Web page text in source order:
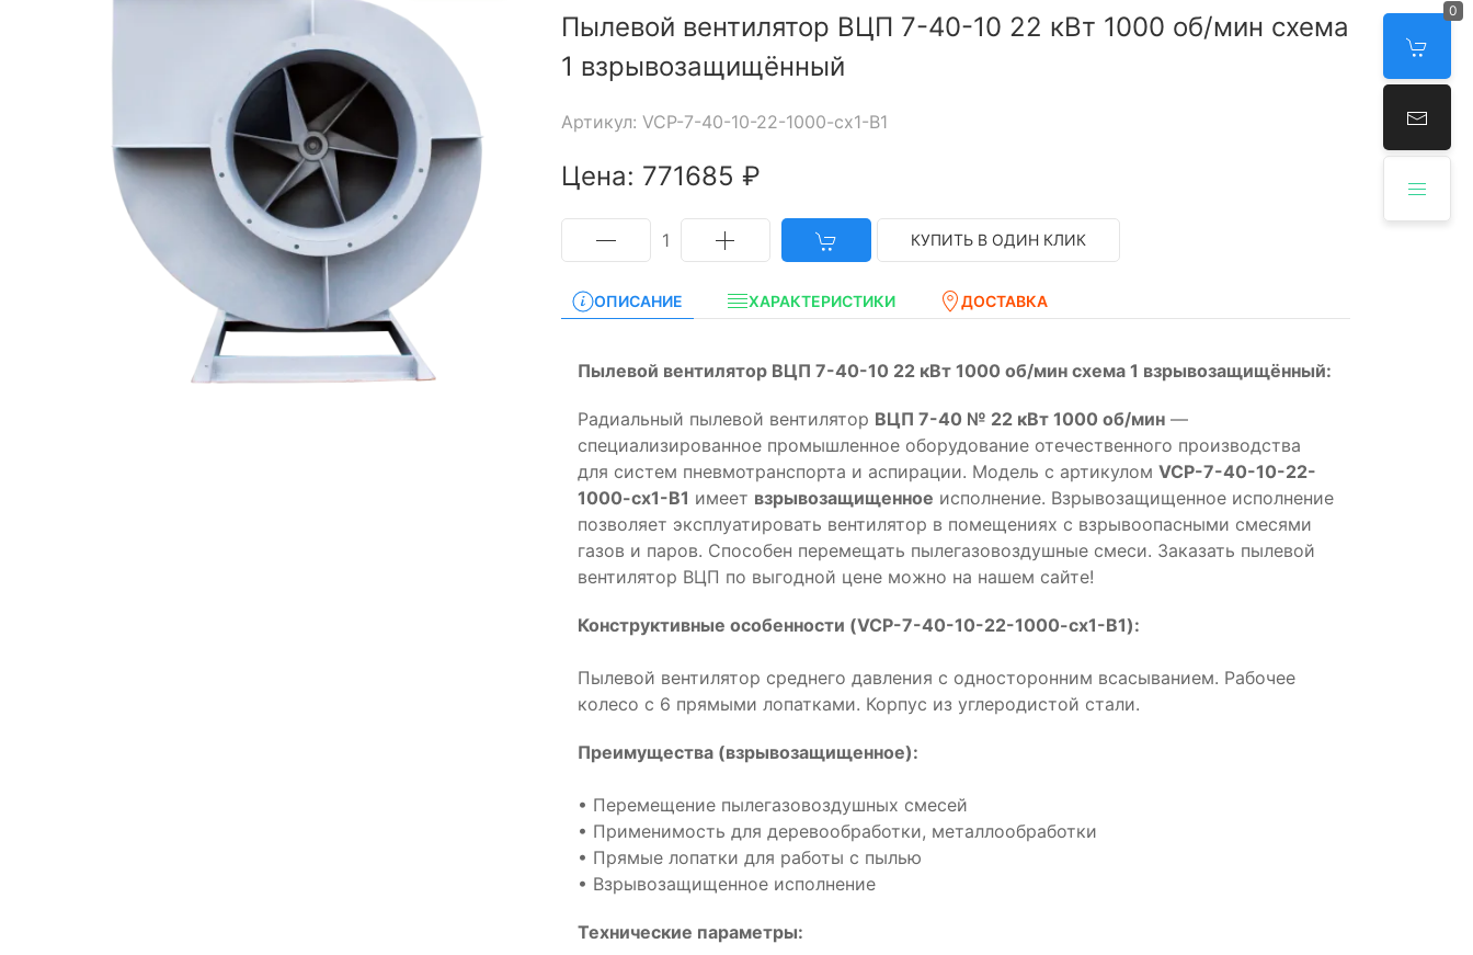
0
Пылевой вентилятор ВЦП 7-40-10 22 кВт 1000 об/мин схема
1 взрывозащищённый
Артикул: VCP-7-40-10-22-1000-cx1-B1
Цена: 771685 ₽
1 КУПИТЬ В ОДИН КЛИК
ОПИСАНИЕ ХАРАКТЕРИСТИКИ ДОСТАВКА
Пылевой вентилятор ВЦП 7-40-10 22 кВт 1000 об/мин схема 1 взрывозащищённый:
Радиальный пылевой вентилятор ВЦП 7-40 № 22 кВт 1000 об/мин —
специализированное промышленное оборудование отечественного производства
для систем пневмотранспорта и аспирации. Модель с артикулом VCP-7-40-10-22-
1000-cx1-B1 имеет взрывозащищенное исполнение. Взрывозащищенное исполнение
позволяет эксплуатировать вентилятор в помещениях с взрывоопасными смесями
газов и паров. Способен перемещать пылегазовоздушные смеси. Заказать пылевой
вентилятор ВЦП по выгодной цене можно на нашем сайте!
Конструктивные особенности (VCP-7-40-10-22-1000-cx1-B1):
Пылевой вентилятор среднего давления с односторонним всасыванием. Рабочее
колесо с 6 прямыми лопатками. Корпус из углеродистой стали.
Преимущества (взрывозащищенное):
• Перемещение пылегазовоздушных смесей
• Применимость для деревообработки, металлообработки
• Прямые лопатки для работы с пылью
• Взрывозащищенное исполнение
Технические параметры: